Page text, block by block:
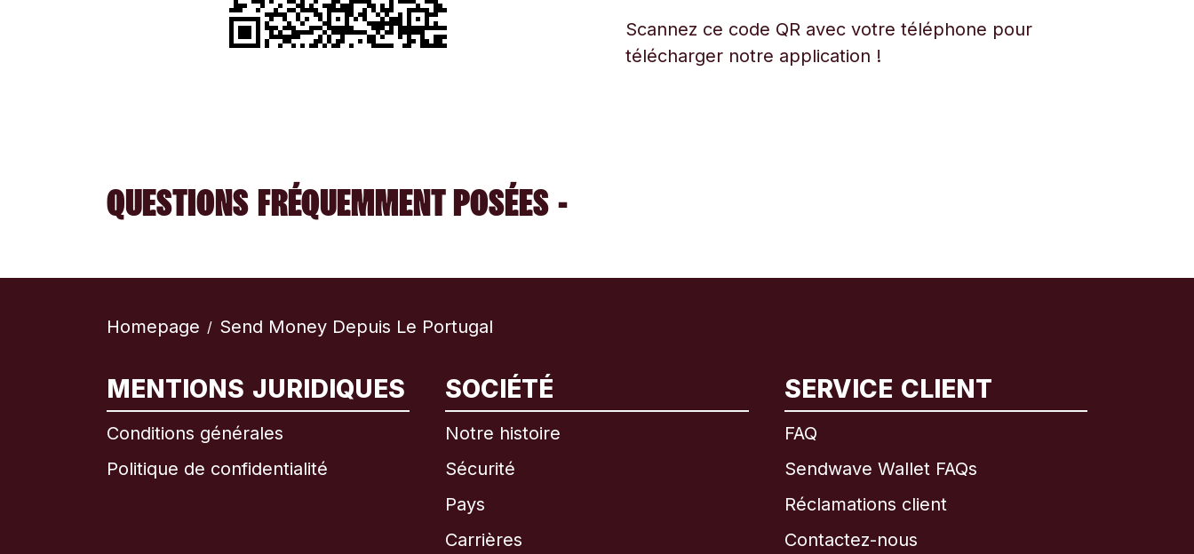
Scannez ce code QR avec votre téléphone pour
télécharger notre application !
QUESTIONS FRÉQUEMMENT POSÉES -
Homepage / Send Money Depuis Le Portugal
MENTIONS JURIDIQUES
Conditions générales
Politique de confidentialité
SOCIÉTÉ
Notre histoire
Sécurité
Pays
Carrières
SERVICE CLIENT
FAQ
Sendwave Wallet FAQs
Réclamations client
Contactez-nous
International
Brésil